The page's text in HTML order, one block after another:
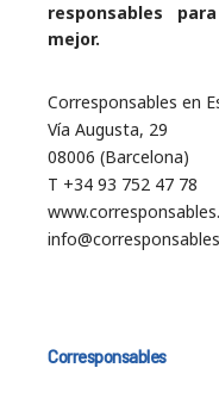
responsables
mejor.
Corresponsables en
Vía Augusta, 29
08006 (Barcelona)
T +34 93 752 47 78
Corresponsables